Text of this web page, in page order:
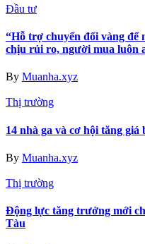
Đầu tư
“Hỗ trợ chuyển đổi vàng để
chịu rủi ro, người mua luôn
By Muanha.xyz
Thị trường
14 nhà ga và cơ hội tăng
By Muanha.xyz
Thị trường
Động lực tăng trưởng mới
Tàu